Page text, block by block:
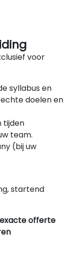
voor
syllabus en
doelen en
tijden
team.
(bij uw
startend
offerte